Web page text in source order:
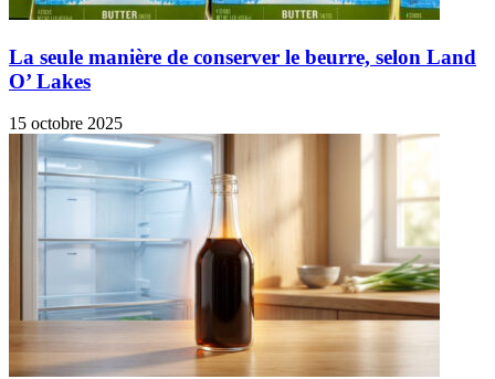
La seule manière de conserver le beurre, selon Land
O’ Lakes
15 octobre 2025